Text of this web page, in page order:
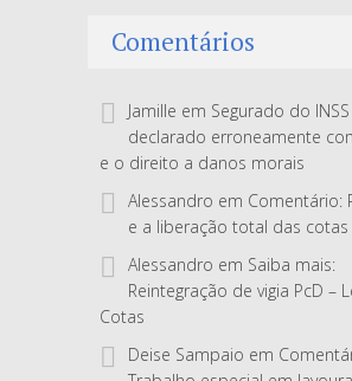
Comentários
Jamille em Segurado do INSS
declarado erroneamente
e o direito a danos morais
Alessandro em Comentário:
e a liberação total das cotas
Alessandro em Saiba mais:
Reintegração de vigia PcD –
Cotas
Deise Sampaio em